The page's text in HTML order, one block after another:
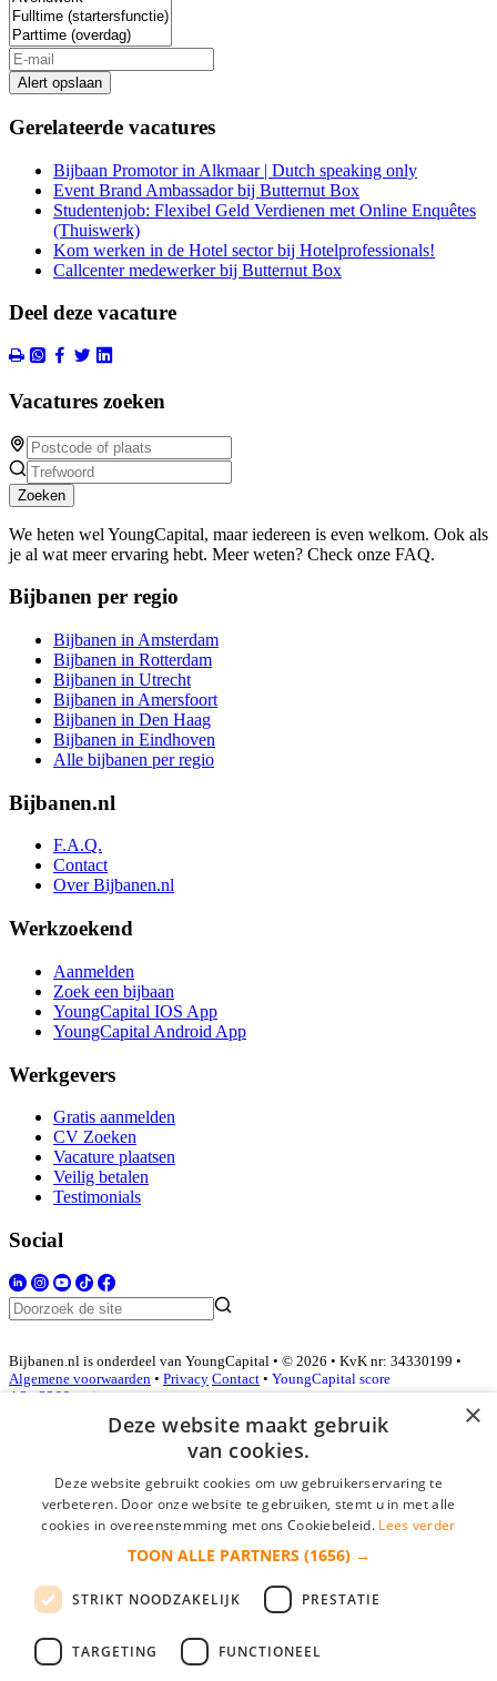
Alert opslaan
Gerelateerde vacatures
Bijbaan Promotor in Alkmaar | Dutch speaking only
Event Brand Ambassador bij Butternut Box
Studentenjob: Flexibel Geld Verdienen met Online Enquêtes
(Thuiswerk)
Kom werken in de Hotel sector bij Hotelprofessionals!
Callcenter medewerker bij Butternut Box
Deel deze vacature
Vacatures zoeken
Zoeken
We heten wel YoungCapital, maar iedereen is even welkom. Ook als
je al wat meer ervaring hebt. Meer weten? Check onze FAQ.
Bijbanen per regio
Bijbanen in Amsterdam
Bijbanen in Rotterdam
Bijbanen in Utrecht
Bijbanen in Amersfoort
Bijbanen in Den Haag
Bijbanen in Eindhoven
Alle bijbanen per regio
Bijbanen.nl
F.A.Q.
Contact
Over Bijbanen.nl
Werkzoekend
Aanmelden
Zoek een bijbaan
YoungCapital IOS App
YoungCapital Android App
Werkgevers
Gratis aanmelden
CV Zoeken
Vacature plaatsen
Veilig betalen
Testimonials
Social
Bijbanen.nl is onderdeel van YoungCapital • © 2026 • KvK nr: 34330199 •
Algemene voorwaarden • Privacy Contact • YoungCapital score
4.3 - 3366 reviews
Inloggen als bedrijf
*
login gegevens onthouden
login
×
Deze website maakt gebruik
van cookies.
Deze website gebruikt cookies om uw gebruikerservaring te
verbeteren. Door onze website te gebruiken, stemt u in met alle
cookies in overeenstemming met ons Cookiebeleid. Lees verder
TOON ALLE PARTNERS (1656) →
STRIKT NOODZAKELIJK PRESTATIE
TARGETING FUNCTIONEEL